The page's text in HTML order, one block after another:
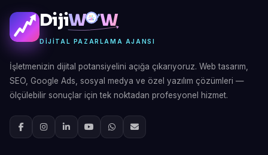
DijiW W
DIJITAL PAZARLAMA AJANSI
İşletmenizin dijital potansiyelini açığa çıkarıyoruz. Web tasarım,
SEO, Google Ads, sosyal medya ve özel yazılım çözümleri —
ölçülebilir sonuçlar için tek noktadan profesyonel hizmet.